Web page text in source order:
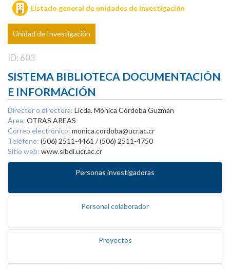
Listado general de unidades de investigación
Unidad de Investigación
ID: 603
SISTEMA BIBLIOTECA DOCUMENTACIÓN
E INFORMACIÓN
Director o directora: Licda. Mónica Córdoba Guzmán
Área: OTRAS AREAS
Correo electrónico: monica.cordoba@ucr.ac.cr
Teléfono: (506) 2511-4461 / (506) 2511-4750
Sitio web: www.sibdi.ucr.ac.cr
Personas investigadoras
Personal colaborador
Proyectos